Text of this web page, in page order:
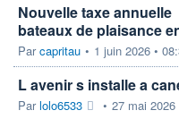
Nouvelle taxe annuelle
bateaux de plaisance
Parcapritau • 1 juin 2026 •
L avenir s installe a
Parlolo6533 • 27 mai 2026